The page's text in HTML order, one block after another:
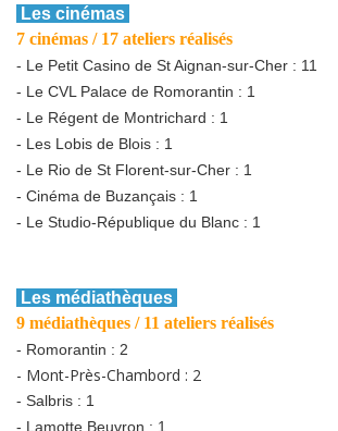
Les cinémas
7 cinémas / 17 ateliers réalisés
- Le Petit Casino de St Aignan-sur-Cher : 11
- Le CVL Palace de Romorantin : 1
- Le Régent de Montrichard : 1
- Les Lobis de Blois : 1
- Le Rio de St Florent-sur-Cher : 1
- Cinéma de Buzançais : 1
- Le Studio-République du Blanc : 1
Les médiathèques
9 médiathèques / 11 ateliers réalisés
- Romorantin : 2
- Mont-Près-Chambord : 2
- Salbris : 1
- Lamotte Beuvron : 1